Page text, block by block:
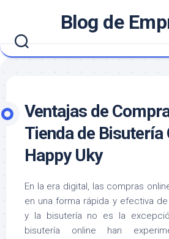
contenido
Blog de
Ventajas de
Tienda de Bisutería
Happy Uky
En la era digital, las compras
en una forma rápida y efectiva
y la bisutería no es la
bisutería online han